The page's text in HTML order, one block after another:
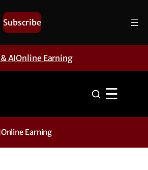
Subscribe
AIOnline Earning
☰
Online Earning